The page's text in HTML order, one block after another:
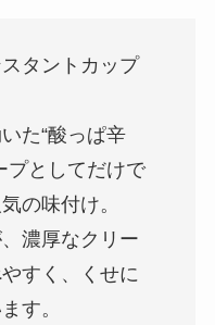
タントカップ
た“酸っぱ辛
プとしてだけで
の味付け。
濃厚なクリー
すく、くせに
す。